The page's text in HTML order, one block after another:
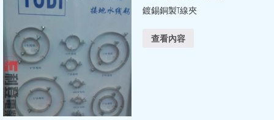
鍍錫銅製T線夾
查看內容